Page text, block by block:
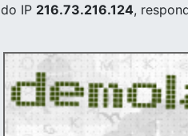
do IP 216.73.216.124,